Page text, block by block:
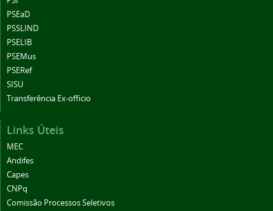
PSEaD
PSSLIND
PSELIB
PSEMus
PSERef
SISU
Transferência Ex-officio
Links Úteis
MEC
Andifes
Capes
CNPq
Comissão Processos Seletivos